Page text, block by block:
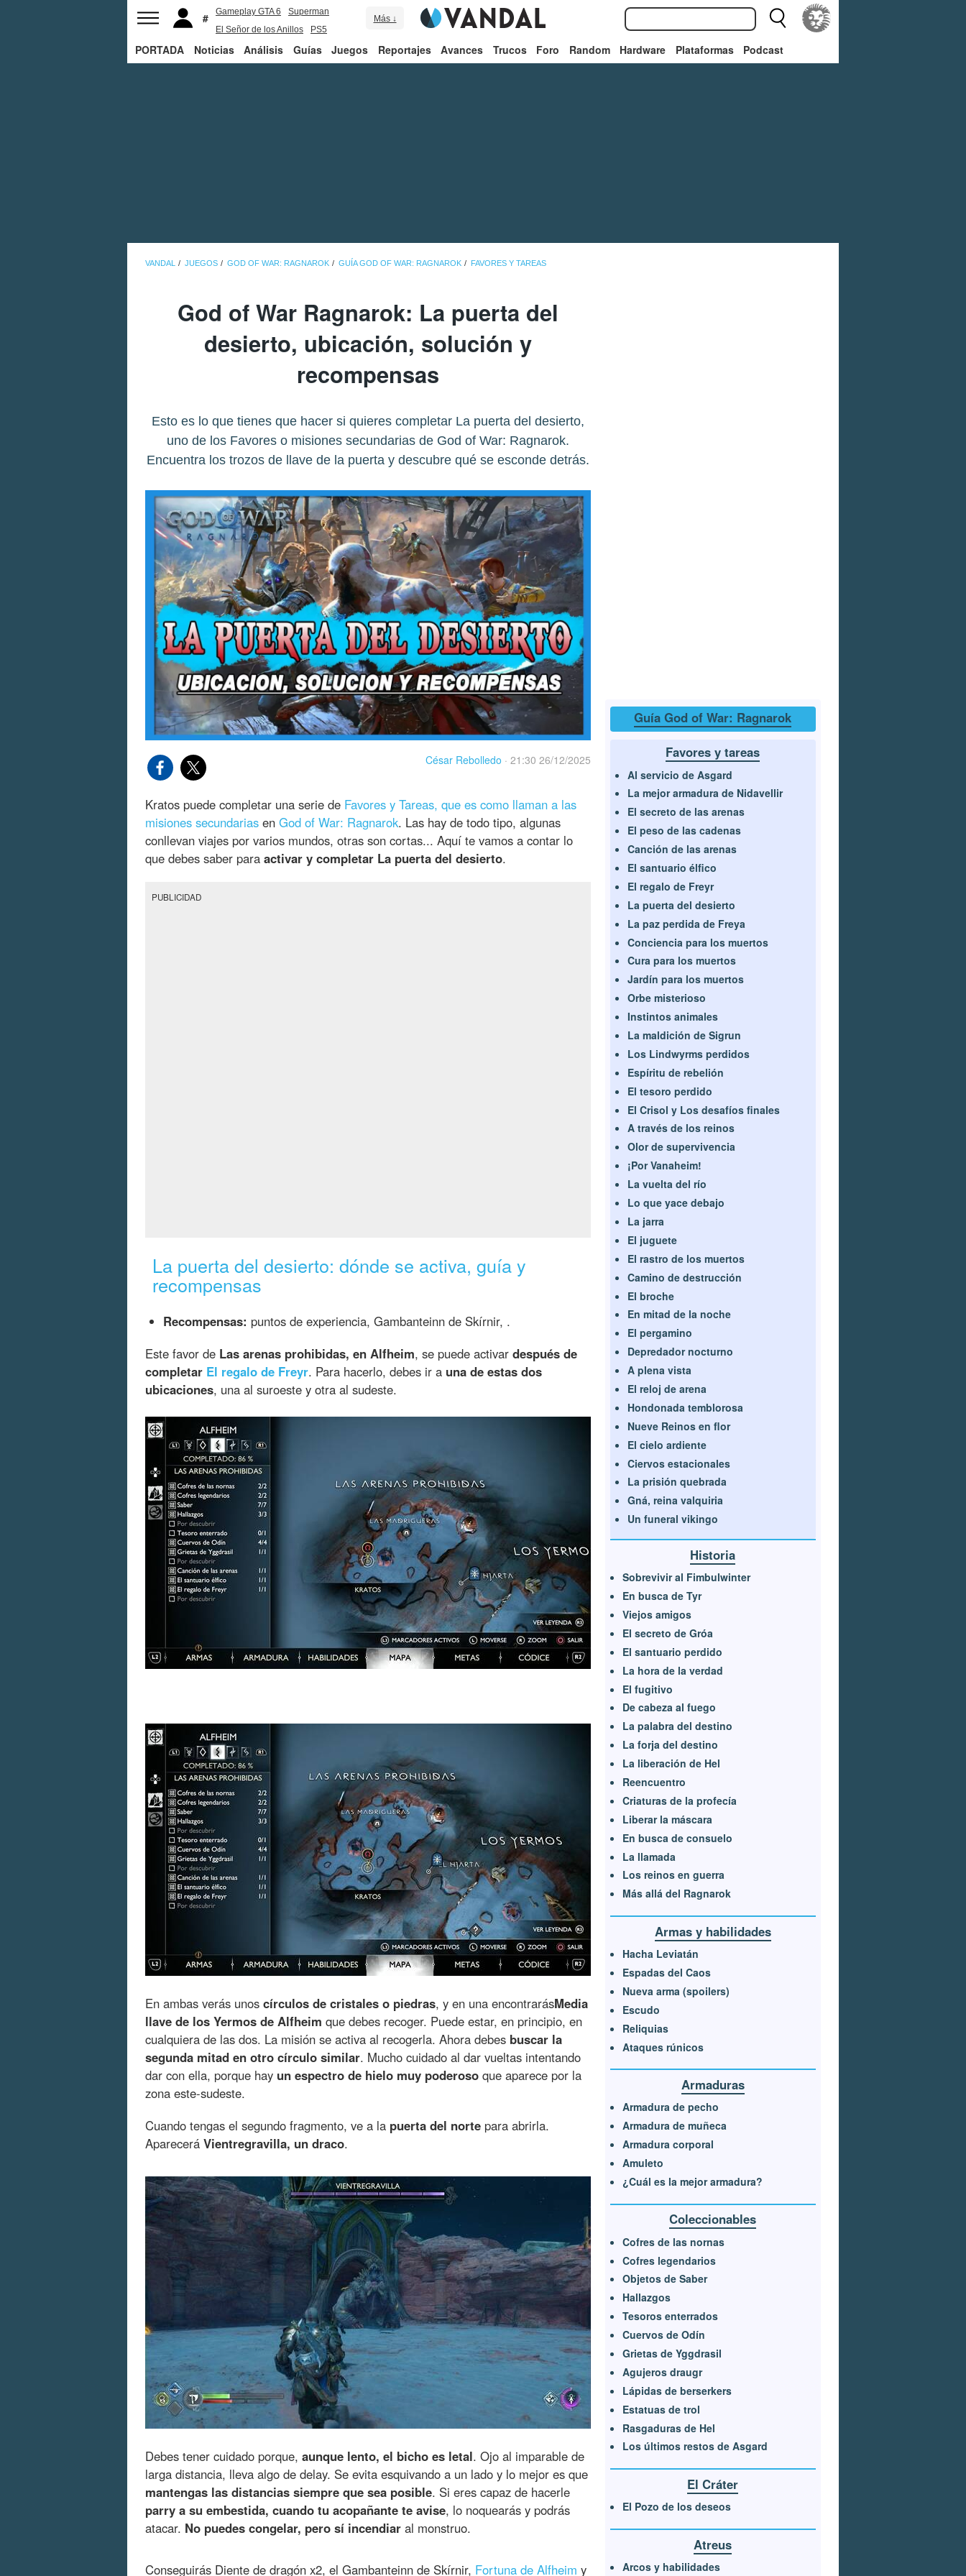
Gameplay GTA 6
Superman
El Señor de los Anillos
PS5
Más ↓
PORTADA Noticias Análisis Guías Juegos Reportajes Avances Trucos Foro Random Hardware Plataformas Podcast
VANDAL JUEGOS GOD OF WAR: RAGNAROK GUÍA GOD OF WAR: RAGNAROK FAVORES Y TAREAS
God of War Ragnarok: La puerta del
desierto, ubicación, solución y
recompensas
Esto es lo que tienes que hacer si quieres completar La puerta del desierto,
uno de los Favores o misiones secundarias de God of War: Ragnarok.
Encuentra los trozos de llave de la puerta y descubre qué se esconde detrás.
César Rebolledo · 21:30 26/12/2025
Kratos puede completar una serie de Favores y Tareas, que es como llaman a las
misiones secundarias en God of War: Ragnarok. Las hay de todo tipo, algunas
conllevan viajes por varios mundos, otras son cortas... Aquí te vamos a contar lo
que debes saber para activar y completar La puerta del desierto.
PUBLICIDAD
La puerta del desierto: dónde se activa, guía y
recompensas
Recompensas: puntos de experiencia, Gambanteinn de Skírnir, .
Este favor de Las arenas prohibidas, en Alfheim, se puede activar después de
completar El regalo de Freyr. Para hacerlo, debes ir a una de estas dos
ubicaciones, una al suroeste y otra al sudeste.
En ambas verás unos círculos de cristales o piedras, y en una encontrarásMedia
llave de los Yermos de Alfheim que debes recoger. Puede estar, en principio, en
cualquiera de las dos. La misión se activa al recogerla. Ahora debes buscar la
segunda mitad en otro círculo similar. Mucho cuidado al dar vueltas intentando
dar con ella, porque hay un espectro de hielo muy poderoso que aparece por la
zona este-sudeste.
Cuando tengas el segundo fragmento, ve a la puerta del norte para abrirla.
Aparecerá Vientregravilla, un draco.
Debes tener cuidado porque, aunque lento, el bicho es letal. Ojo al imparable de
larga distancia, lleva algo de delay. Se evita esquivando a un lado y lo mejor es que
mantengas las distancias siempre que sea posible. Si eres capaz de hacerle
parry a su embestida, cuando tu acopañante te avise, lo noquearás y podrás
atacar. No puedes congelar, pero sí incendiar al monstruo.
Conseguirás Diente de dragón x2, el Gambanteinn de Skírnir, Fortuna de Alfheim y
Guía God of War: Ragnarok
Favores y tareas
Al servicio de Asgard
La mejor armadura de Nidavellir
El secreto de las arenas
El peso de las cadenas
Canción de las arenas
El santuario élfico
El regalo de Freyr
La puerta del desierto
La paz perdida de Freya
Conciencia para los muertos
Cura para los muertos
Jardín para los muertos
Orbe misterioso
Instintos animales
La maldición de Sigrun
Los Lindwyrms perdidos
Espíritu de rebelión
El tesoro perdido
El Crisol y Los desafíos finales
A través de los reinos
Olor de supervivencia
¡Por Vanaheim!
La vuelta del río
Lo que yace debajo
La jarra
El juguete
El rastro de los muertos
Camino de destrucción
El broche
En mitad de la noche
El pergamino
Depredador nocturno
A plena vista
El reloj de arena
Hondonada temblorosa
Nueve Reinos en flor
El cielo ardiente
Ciervos estacionales
La prisión quebrada
Gná, reina valquiria
Un funeral vikingo
Historia
Sobrevivir al Fimbulwinter
En busca de Tyr
Viejos amigos
El secreto de Gróa
El santuario perdido
La hora de la verdad
El fugitivo
De cabeza al fuego
La palabra del destino
La forja del destino
La liberación de Hel
Reencuentro
Criaturas de la profecía
Liberar la máscara
En busca de consuelo
La llamada
Los reinos en guerra
Más allá del Ragnarok
Armas y habilidades
Hacha Leviatán
Espadas del Caos
Nueva arma (spoilers)
Escudo
Reliquias
Ataques rúnicos
Armaduras
Armadura de pecho
Armadura de muñeca
Armadura corporal
Amuleto
¿Cuál es la mejor armadura?
Coleccionables
Cofres de las nornas
Cofres legendarios
Objetos de Saber
Hallazgos
Tesoros enterrados
Cuervos de Odín
Grietas de Yggdrasil
Agujeros draugr
Lápidas de berserkers
Estatuas de trol
Rasgaduras de Hel
Los últimos restos de Asgard
El Cráter
El Pozo de los deseos
Atreus
Arcos y habilidades